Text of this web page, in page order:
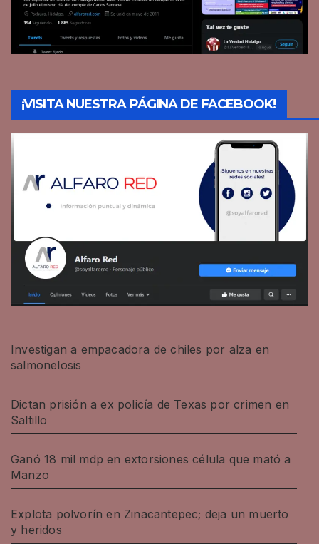
¡VISITA NUESTRA PÁGINA DE FACEBOOK!
Investigan a empacadora de chiles por alza en
salmonelosis
Dictan prisión a ex policía de Texas por crimen en
Saltillo
Ganó 18 mil mdp en extorsiones célula que mató a
Manzo
Explota polvorín en Zinacantepec; deja un muerto
y heridos